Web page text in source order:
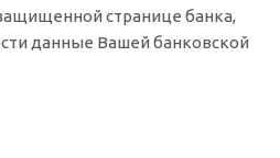
странице банка,
данные Вашей банковской